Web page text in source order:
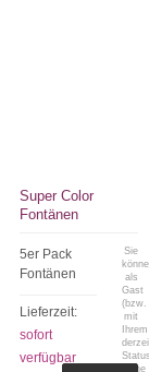
Super Color
Fontänen
5er Pack
Fontänen
Lieferzeit:
sofort
verfügbar
Sie
als
Gast
(bzw.
mit
Ihrem
keine